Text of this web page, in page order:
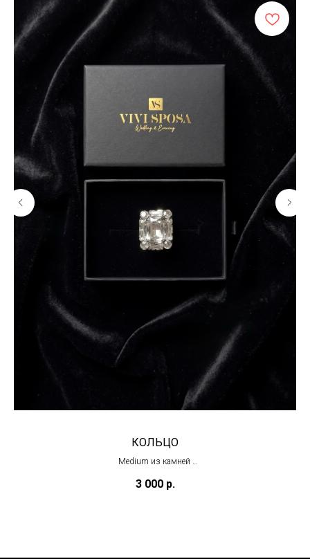
КОЛЬЦО
Medium из камней
3 000 р.